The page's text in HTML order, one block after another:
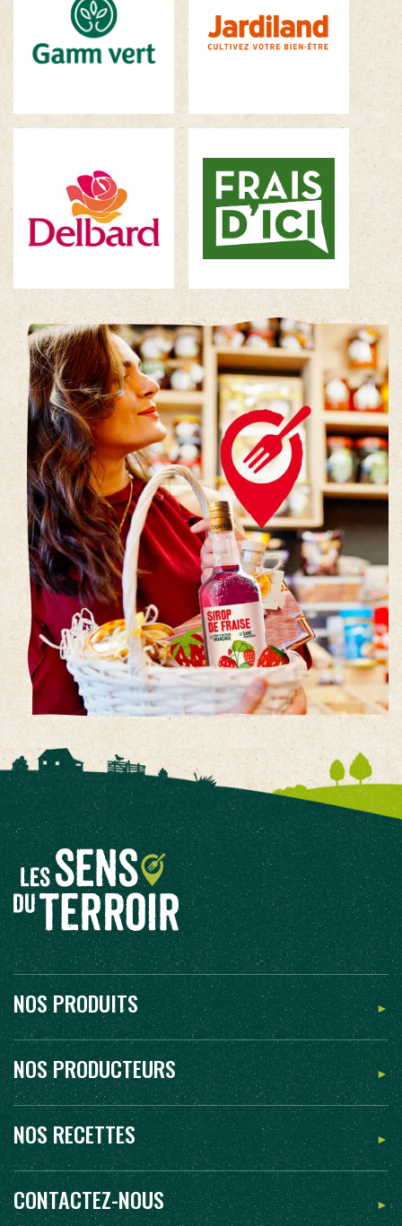
NOS PRODUITS
NOS PRODUCTEURS
NOS RECETTES
CONTACTEZ-NOUS